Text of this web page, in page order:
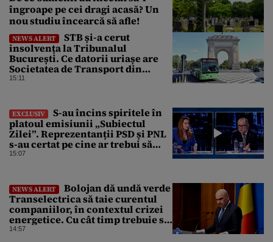
îngroape pe cei dragi acasă? Un
nou studiu încearcă să afle!
NEWS ALERT
STB și-a cerut
insolvența la Tribunalul
București. Ce datorii uriașe are
Societatea de Transport din
București
15:11
EXCLUSIV
S-au încins spiritele în
platoul emisiunii „Subiectul
Zilei”. Reprezentanții PSD și PNL
s-au certat pe cine ar trebui să
renegocieze jaloanele PNRR
15:07
NEWS ALERT
Bolojan dă undă verde
Transelectrica să taie curentul
companiilor, în contextul crizei
energetice. Cu cât timp trebuie să
le anunțe înainte
14:57